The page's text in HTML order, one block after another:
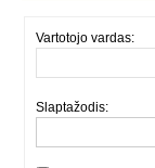
Vartotojo vardas:
Slaptažodis: